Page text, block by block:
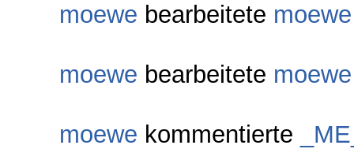
moewe bearbeitete moewe
moewe bearbeitete moewe
moewe kommentierte